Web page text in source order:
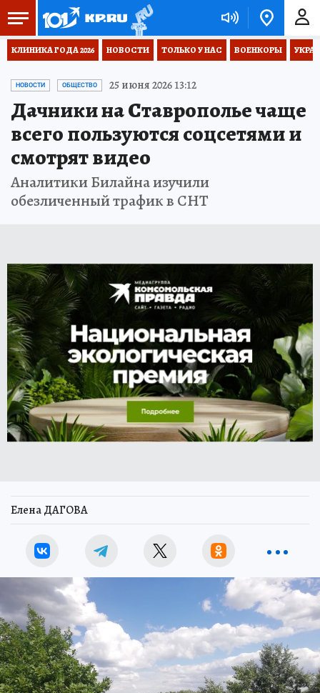
КЛИНИКА ГОДА 2026 НОВОСТИ ТОЛЬКО У НАС ВОЕНКОРЫ
НОВОСТИ ОБЩЕСТВО 25 июня 2026 13:12
Дачники на Ставрополье чаще
всего пользуются соцсетями и
смотрят видео
Аналитики Билайна изучили
обезличенный трафик в СНТ
Елена ДАГОВА